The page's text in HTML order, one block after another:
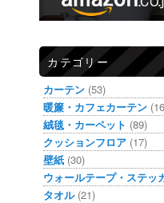
カテゴリー
カーテン (53)
暖簾・カフェカーテン
絨毯・カーペット (89)
クッションフロア (17)
壁紙 (30)
ウォールテープ・ステッ
タオル(21)